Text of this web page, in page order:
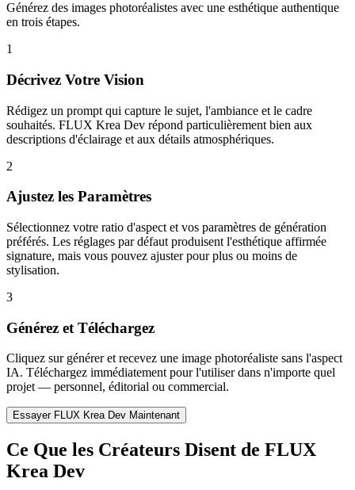
Générez des images photoréalistes avec une esthétique authentique
en trois étapes.
1
Décrivez Votre Vision
Rédigez un prompt qui capture le sujet, l'ambiance et le cadre
souhaités. FLUX Krea Dev répond particulièrement bien aux
descriptions d'éclairage et aux détails atmosphériques.
2
Ajustez les Paramètres
Sélectionnez votre ratio d'aspect et vos paramètres de génération
préférés. Les réglages par défaut produisent l'esthétique affirmée
signature, mais vous pouvez ajuster pour plus ou moins de
stylisation.
3
Générez et Téléchargez
Cliquez sur générer et recevez une image photoréaliste sans l'aspect
IA. Téléchargez immédiatement pour l'utiliser dans n'importe quel
projet — personnel, éditorial ou commercial.
Essayer FLUX Krea Dev Maintenant
Ce Que les Créateurs Disent de FLUX
Krea Dev